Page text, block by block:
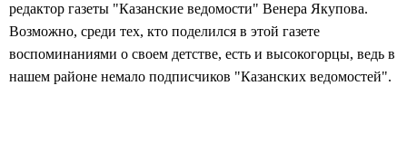
редактор газеты "Казанские ведомости" Венера Якупова.
Возможно, среди тех, кто поделился в этой газете
воспоминаниями о своем детстве, есть и высокогорцы, ведь в
нашем районе немало подписчиков "Казанских ведомостей".